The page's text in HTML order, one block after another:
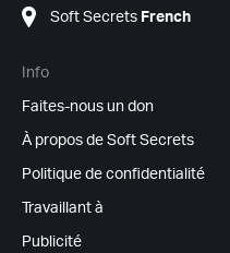
Soft Secrets French
Info
Faites-nous un don
À propos de Soft Secrets
Politique de confidentialité
Travaillant à
Publicité